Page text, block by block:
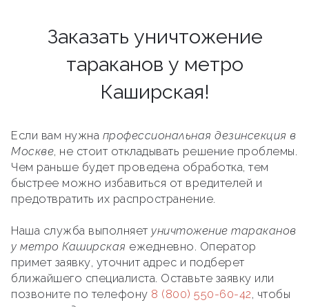
Заказать уничтожение
тараканов у метро
Каширская!
Если вам нужна профессиональная дезинсекция в
Москве, не стоит откладывать решение проблемы.
Чем раньше будет проведена обработка, тем
быстрее можно избавиться от вредителей и
предотвратить их распространение.
Наша служба выполняет уничтожение тараканов
у метро Каширская ежедневно. Оператор
примет заявку, уточнит адрес и подберет
ближайшего специалиста. Оставьте заявку или
позвоните по телефону 8 (800) 550-60-42, чтобы